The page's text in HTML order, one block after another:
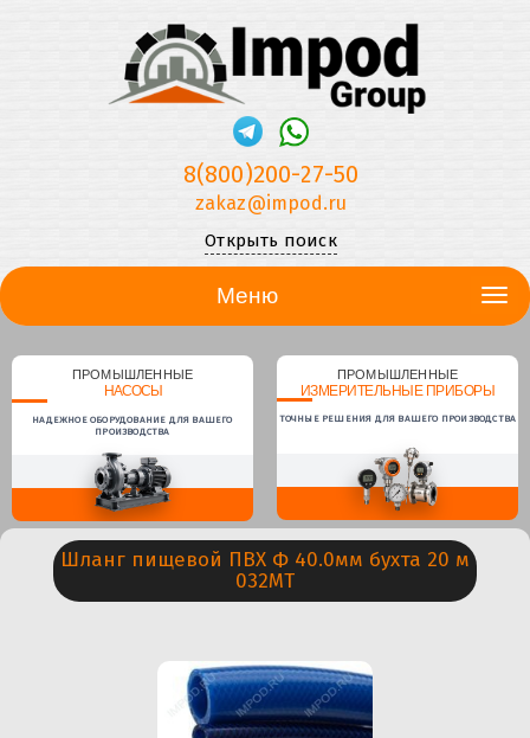
8(800)200-27-50
zakaz@impod.ru
Открыть поиск
Меню
ПРОМЫШЛЕННЫЕ
НАСОСЫ
НАДЕЖНОЕ ОБОРУДОВАНИЕ ДЛЯ ВАШЕГО
ПРОИЗВОДСТВА
ПРОМЫШЛЕННЫЕ
ИЗМЕРИТЕЛЬНЫЕ ПРИБОРЫ
ТОЧНЫЕ РЕШЕНИЯ ДЛЯ ВАШЕГО ПРОИЗВОДСТВА
Шланг пищевой ПВХ Ф 40.0мм бухта 20 м
032МТ